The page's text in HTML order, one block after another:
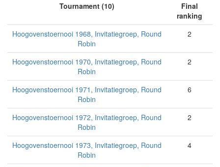
Tournament (10)
Final
ranking
Hoogovenstoernooi 1968, Invitatiegroep, Round
Robin
2
Hoogovenstoernooi 1970, Invitatiegroep, Round
Robin
2
Hoogovenstoernooi 1971, Invitatiegroep, Round
Robin
6
Hoogovenstoernooi 1972, Invitatiegroep, Round
Robin
2
Hoogovenstoernooi 1973, Invitatiegroep, Round
Robin
4